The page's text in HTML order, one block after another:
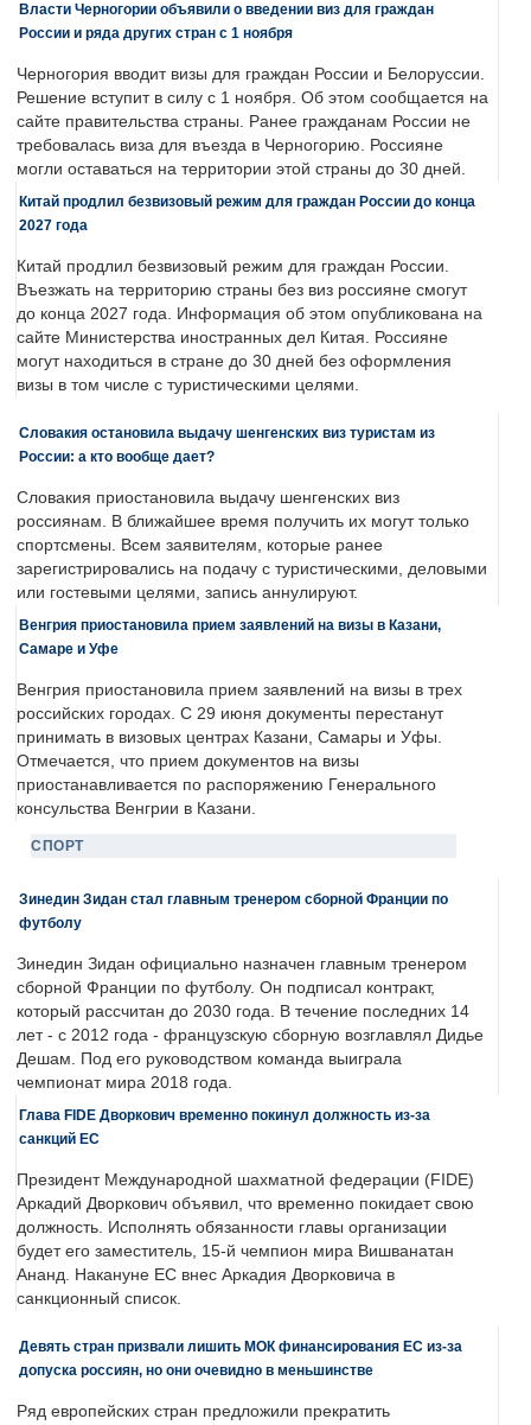
Власти Черногории объявили о введении виз для граждан
России и ряда других стран с 1 ноября
Черногория вводит визы для граждан России и Белоруссии.
Решение вступит в силу с 1 ноября. Об этом сообщается на
сайте правительства страны. Ранее гражданам России не
требовалась виза для въезда в Черногорию. Россияне
могли оставаться на территории этой страны до 30 дней.
Китай продлил безвизовый режим для граждан России до конца
2027 года
Китай продлил безвизовый режим для граждан России.
Въезжать на территорию страны без виз россияне смогут
до конца 2027 года. Информация об этом опубликована на
сайте Министерства иностранных дел Китая. Россияне
могут находиться в стране до 30 дней без оформления
визы в том числе с туристическими целями.
Словакия остановила выдачу шенгенских виз туристам из
России: а кто вообще дает?
Словакия приостановила выдачу шенгенских виз
россиянам. В ближайшее время получить их могут только
спортсмены. Всем заявителям, которые ранее
зарегистрировались на подачу с туристическими, деловыми
или гостевыми целями, запись аннулируют.
Венгрия приостановила прием заявлений на визы в Казани,
Самаре и Уфе
Венгрия приостановила прием заявлений на визы в трех
российских городах. С 29 июня документы перестанут
принимать в визовых центрах Казани, Самары и Уфы.
Отмечается, что прием документов на визы
приостанавливается по распоряжению Генерального
консульства Венгрии в Казани.
СПОРТ
Зинедин Зидан стал главным тренером сборной Франции по
футболу
Зинедин Зидан официально назначен главным тренером
сборной Франции по футболу. Он подписал контракт,
который рассчитан до 2030 года. В течение последних 14
лет - с 2012 года - французскую сборную возглавлял Дидье
Дешам. Под его руководством команда выиграла
чемпионат мира 2018 года.
Глава FIDE Дворкович временно покинул должность из-за
санкций ЕС
Президент Международной шахматной федерации (FIDE)
Аркадий Дворкович объявил, что временно покидает свою
должность. Исполнять обязанности главы организации
будет его заместитель, 15-й чемпион мира Вишванатан
Ананд. Накануне ЕС внес Аркадия Дворковича в
санкционный список.
Девять стран призвали лишить МОК финансирования ЕС из-за
допуска россиян, но они очевидно в меньшинстве
Ряд европейских стран предложили прекратить